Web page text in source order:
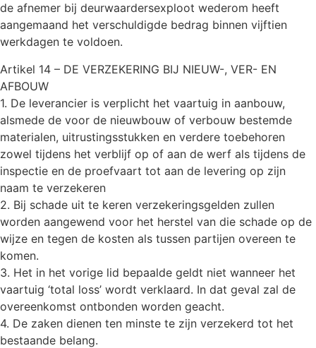
de afnemer bij deurwaardersexploot wederom heeft
aangemaand het verschuldigde bedrag binnen vijftien
werkdagen te voldoen.
Artikel 14 – DE VERZEKERING BIJ NIEUW-, VER- EN
AFBOUW
1. De leverancier is verplicht het vaartuig in aanbouw,
alsmede de voor de nieuwbouw of verbouw bestemde
materialen, uitrustingsstukken en verdere toebehoren
zowel tijdens het verblijf op of aan de werf als tijdens de
inspectie en de proefvaart tot aan de levering op zijn
naam te verzekeren
2. Bij schade uit te keren verzekeringsgelden zullen
worden aangewend voor het herstel van die schade op de
wijze en tegen de kosten als tussen partijen overeen te
komen.
3. Het in het vorige lid bepaalde geldt niet wanneer het
vaartuig ‘total loss’ wordt verklaard. In dat geval zal de
overeenkomst ontbonden worden geacht.
4. De zaken dienen ten minste te zijn verzekerd tot het
bestaande belang.